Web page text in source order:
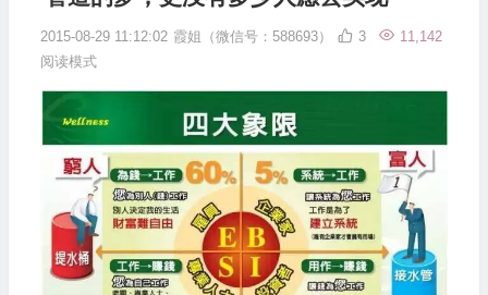
2015-08-29 11:12:02 霞姐（微信号：588693） 11,142
3
阅读模式